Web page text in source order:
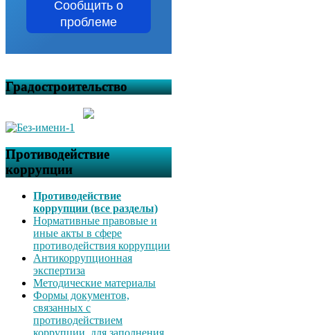
Сообщить о
проблеме
Градостроительство
Противодействие
коррупции
Противодействие
коррупции (все разделы)
Нормативные правовые и
иные акты в сфере
противодействия коррупции
Антикоррупционная
экспертиза
Методические материалы
Формы документов,
связанных с
противодействием